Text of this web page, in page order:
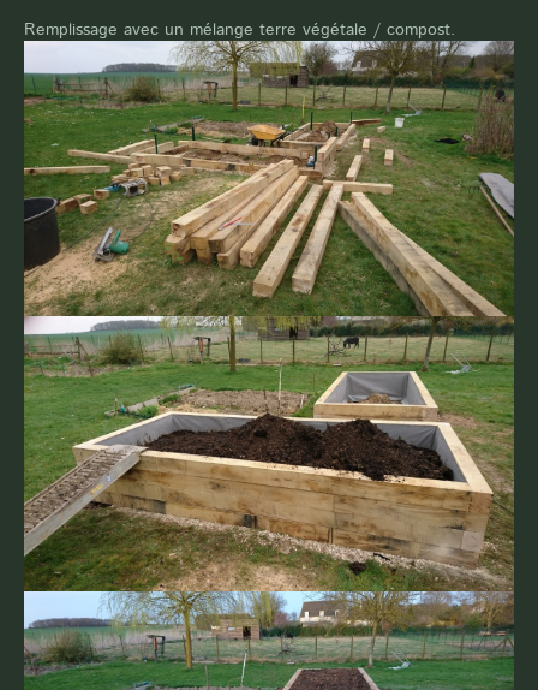
Remplissage avec un mélange terre végétale / compost.